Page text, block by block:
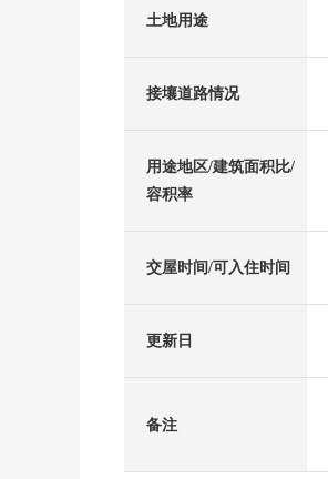
土地用途
接壤道路情况
用途地区/建筑面积比/
容积率
交屋时间/可入住时间
更新日
备注